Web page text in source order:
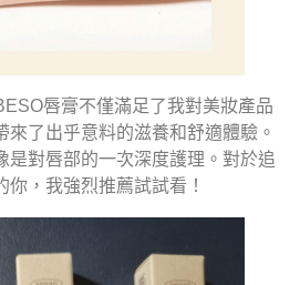
唇膏不僅滿足了我對美妝產品
來了出乎意料的滋養和舒適體驗。
是對唇部的一次深度護理。對於追
，我強烈推薦試試看！